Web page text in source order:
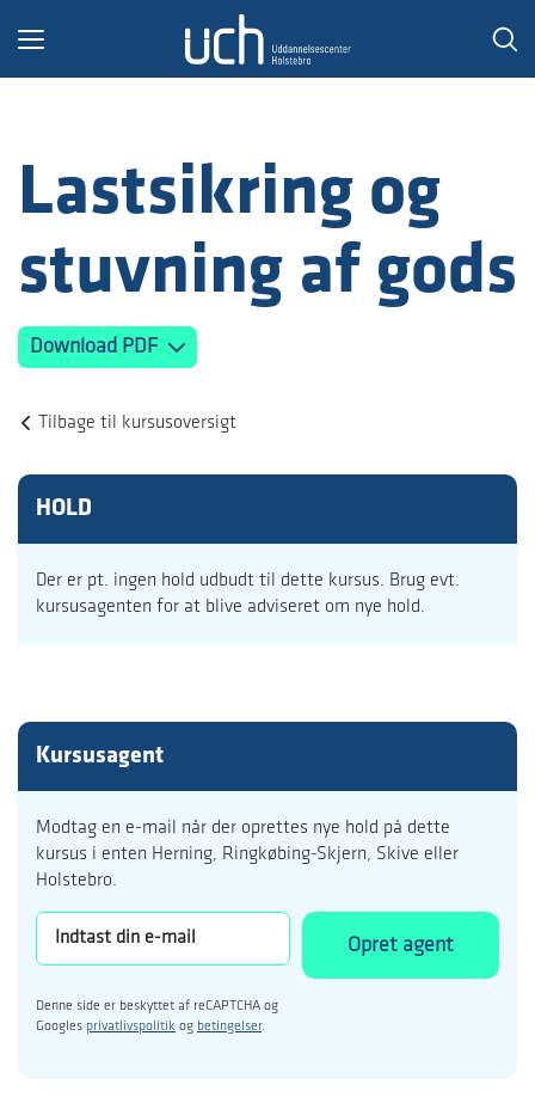
Toggle
Lastsikring og
stuvning af gods
Download PDF
Tilbage til kursusoversigt
HOLD
Der er pt. ingen hold udbudt til dette kursus. Brug evt.
kursusagenten for at blive adviseret om nye hold.
Kursusagent
Modtag en e-mail når der oprettes nye hold på dette
kursus i enten Herning, Ringkøbing-Skjern, Skive eller
Holstebro.
Opret agent
Denne side er beskyttet af reCAPTCHA og
Googles privatlivspolitik og betingelser.